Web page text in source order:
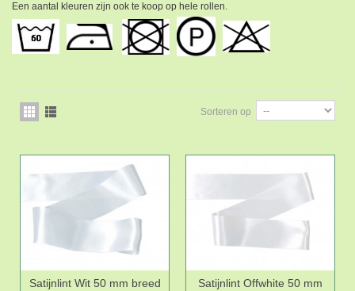
Een aantal kleuren zijn ook te koop op hele rollen.
Sorteren op
Satijnlint Wit 50 mm breed
Satijnlint Offwhite 50 mm